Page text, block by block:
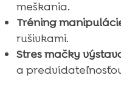
meškania.
Tréning
rušivkami.
Stres mačky
a